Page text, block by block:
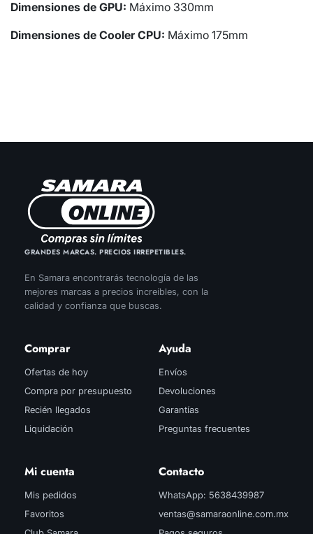
Dimensiones de GPU: Máximo 330mm
Dimensiones de Cooler CPU: Máximo 175mm
GRANDES MARCAS. PRECIOS IRREPETIBLES.
En Samara encontrarás tecnología de las
mejores marcas a precios increíbles, con la
calidad y confianza que buscas.
Comprar
Ofertas de hoy
Compra por presupuesto
Recién llegados
Liquidación
Ayuda
Envíos
Devoluciones
Garantías
Preguntas frecuentes
Mi cuenta
Mis pedidos
Favoritos
Contacto
WhatsApp: 5638439987
ventas@samaraonline.com.mx